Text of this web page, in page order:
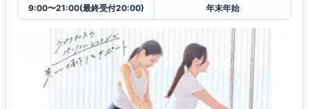
9:00〜21:00(最終受付20:00)
年末年始